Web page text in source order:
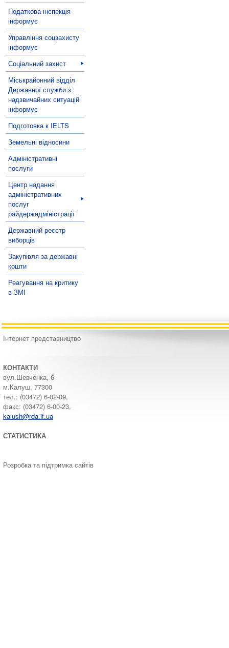
Податкова інспекція
інформує
Управління соцзахисту
інформує
Соціальний захист
Міськрайонний відділ
Державної служби з
надзвичайних ситуацій
інформує
Подготовка к IELTS
Земельні відносини
Адміністративні
послуги
Центр надання
адміністративних
послуг
райдержадміністрації
Державний реєстр
виборців
Закупівля за державні
кошти
Реагування на критику
в ЗМІ
Інтернет представництво
КОНТАКТИ
вул.Шевченка, 6
м.Калуш, 77300
тел.: (03472) 6-02-09,
факс: (03472) 6-00-23,
kalush@rda.if.ua
СТАТИСТИКА
Розробка та підтримка сайтів